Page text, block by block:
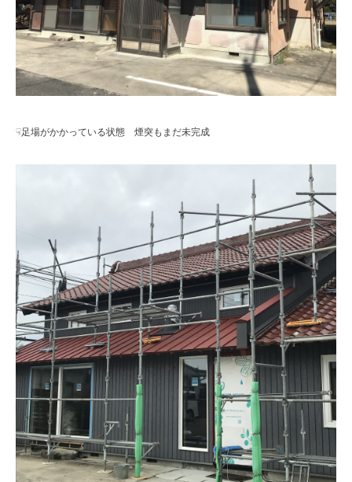
☟足場がかかっている状態 煙突もまだ未完成